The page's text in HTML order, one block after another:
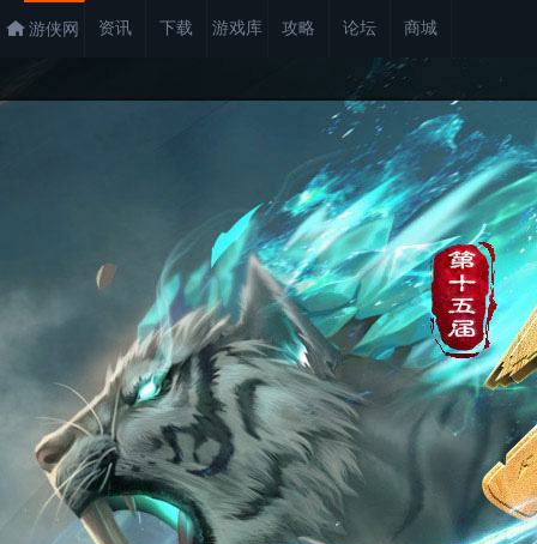
游侠网 资讯 下载 游戏库 攻略 论坛 商城